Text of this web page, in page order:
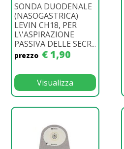
SONDA DUODENALE
(NASOGASTRICA)
LEVIN CH18, PER
L\'ASPIRAZIONE
PASSIVA DELLE SECR...
prezzo € 1,90
Visualizza